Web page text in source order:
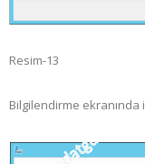
Resim-13
Bilgilendirme